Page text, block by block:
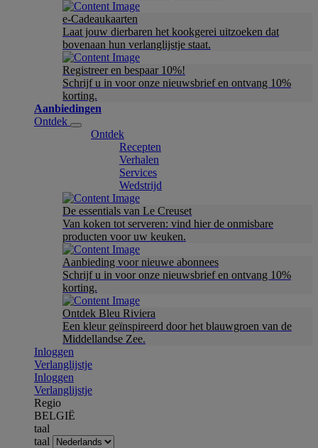
e-Cadeaukaarten
Laat jouw dierbaren het kookgerei uitzoeken dat
bovenaan hun verlanglijstje staat.
Registreer en bespaar 10%!
Schrijf u in voor onze nieuwsbrief en ontvang 10%
korting.
Aanbiedingen
Ontdek
Ontdek
Recepten
Verhalen
Services
Wedstrijd
De essentials van Le Creuset
Van koken tot serveren: vind hier de onmisbare
producten voor uw keuken.
Aanbieding voor nieuwe abonnees
Schrijf u in voor onze nieuwsbrief en ontvang 10%
korting.
Ontdek Bleu Riviera
Een kleur geïnspireerd door het blauwgroen van de
Middellandse Zee.
Inloggen
Verlanglijstje
Inloggen
Verlanglijstje
Regio
BELGIË
taal
taal